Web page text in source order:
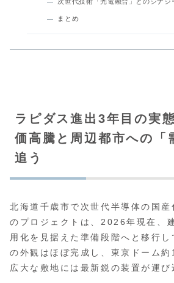
まとめ
ラピダス進出3年目の実
価高騰と周辺都市への「
追う
北海道千歳市で次世代半導体の国産
のプロジェクトは、2026年現在、
用化を見据えた準備段階へと移行し
の外観はほぼ完成し、東京ドーム約
広大な敷地には最新鋭の装置が運び